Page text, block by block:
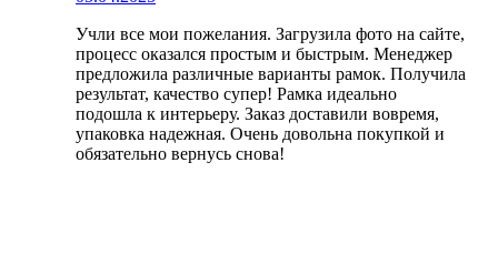
Учли все мои пожелания. Загрузила фото на сайте,
процесс оказался простым и быстрым. Менеджер
предложила различные варианты рамок. Получила
результат, качество супер! Рамка идеально
подошла к интерьеру. Заказ доставили вовремя,
упаковка надежная. Очень довольна покупкой и
обязательно вернусь снова!